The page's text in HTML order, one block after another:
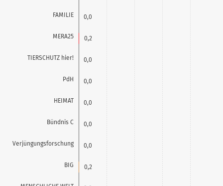
FAMILIE
MERA25
TIERSCHUTZ hier!
PdH
HEIMAT
Bündnis C
Verjüngungsforschung
BIG
0,0
0,2
0,0
0,0
0,0
0,0
0,0
0,2